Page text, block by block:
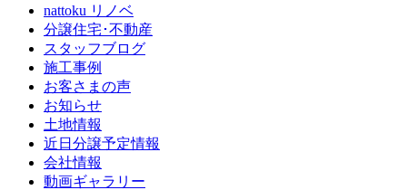
nattoku リノベ
分譲住宅･不動産
スタッフブログ
施工事例
お客さまの声
お知らせ
土地情報
近日分譲予定情報
会社情報
動画ギャラリー